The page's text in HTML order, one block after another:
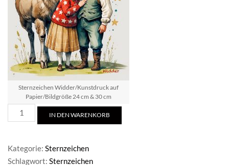
Sternzeichen Widder/Kunstdruck auf
Papier/Bildgröße 24 cm & 30 cm
Sternzeichen
Widder
IN DEN WARENKORB
Kategorie: Sternzeichen
Schlagwort: Sternzeichen